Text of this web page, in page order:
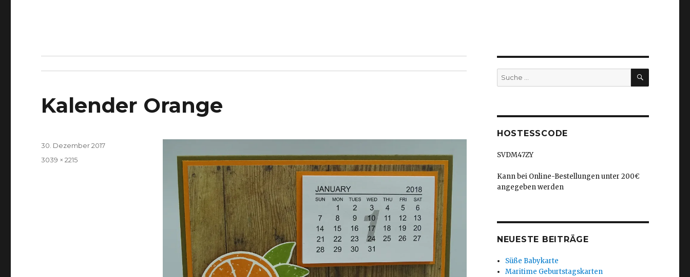
Kalender Orange
Veröffentlicht
30. Dezember 2017
Volle
3039 × 2215
Suche
nach:
SUCHEN
HOSTESSCODE
SVDM47ZY
Kann bei Online-Bestellungen unter 200€
angegeben werden
NEUESTE BEITRÄGE
Süße Babykarte
Maritime Geburtstagskarten